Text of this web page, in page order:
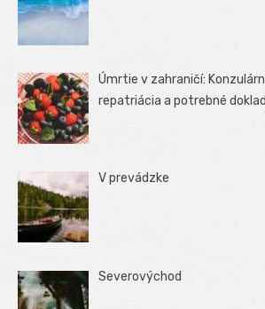
Úmrtie v zahraničí:
repatriácia a potrebné
V prevádzke
Severovýchod